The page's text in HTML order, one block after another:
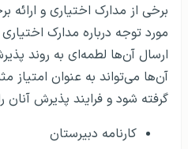
برخی از مدارک اختیاری و
مورد توجه درباره مدارک
ارسال آن‌ها لطمه‌ای به روند
آن‌ها می‌تواند به عنوان امتیاز
گرفته شود و فرایند پذیرش آنان
کارنامه دبیرستان